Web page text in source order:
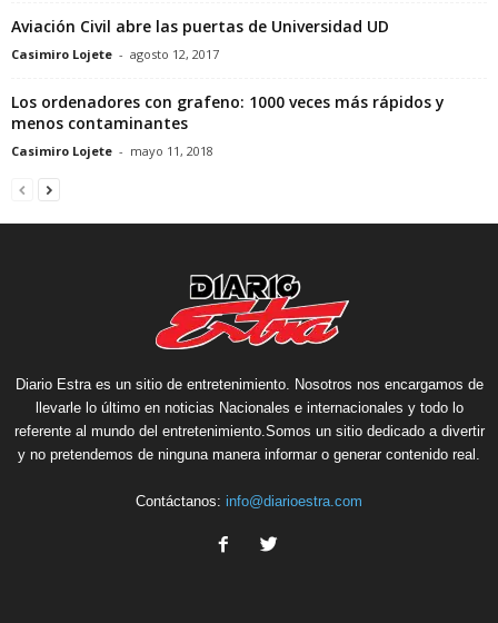
Aviación Civil abre las puertas de Universidad UD
Casimiro Lojete - agosto 12, 2017
Los ordenadores con grafeno: 1000 veces más rápidos y
menos contaminantes
Casimiro Lojete - mayo 11, 2018
Diario Estra es un sitio de entretenimiento. Nosotros nos encargamos de
llevarle lo último en noticias Nacionales e internacionales y todo lo
referente al mundo del entretenimiento.Somos un sitio dedicado a divertir
y no pretendemos de ninguna manera informar o generar contenido real.
Contáctanos: info@diarioestra.com